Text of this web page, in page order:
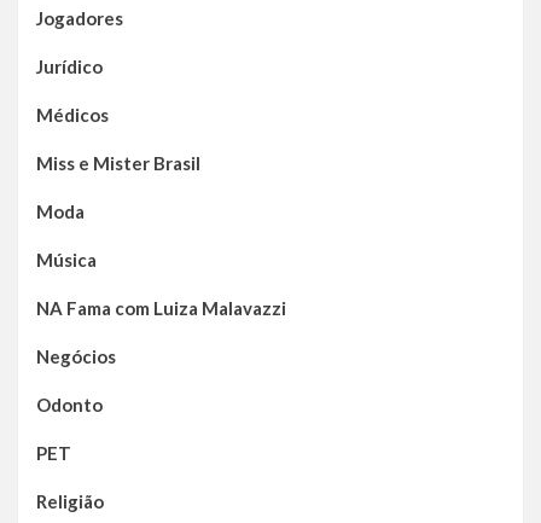
Jogadores
Jurídico
Médicos
Miss e Mister Brasil
Moda
Música
NA Fama com Luiza Malavazzi
Negócios
Odonto
PET
Religião